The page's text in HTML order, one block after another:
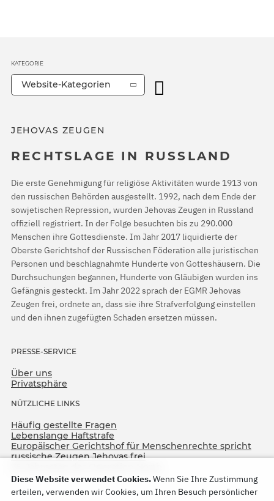
JEHOVAS ZEUGEN
RECHTSLAGE IN RUSSLAND
Die erste Genehmigung für religiöse Aktivitäten wurde 1913 von
den russischen Behörden ausgestellt. 1992, nach dem Ende der
sowjetischen Repression, wurden Jehovas Zeugen in Russland
offiziell registriert. In der Folge besuchten bis zu 290.000
Menschen ihre Gottesdienste. Im Jahr 2017 liquidierte der
Oberste Gerichtshof der Russischen Föderation alle juristischen
Personen und beschlagnahmte Hunderte von Gotteshäusern. Die
Durchsuchungen begannen, Hunderte von Gläubigen wurden ins
Gefängnis gesteckt. Im Jahr 2022 sprach der EGMR Jehovas
Zeugen frei, ordnete an, dass sie ihre Strafverfolgung einstellen
und den ihnen zugefügten Schaden ersetzen müssen.
PRESSE-SERVICE
Über uns
Privatsphäre
NÜTZLICHE LINKS
Häufig gestellte Fragen
Lebenslange Haftstrafe
Europäischer Gerichtshof für Menschenrechte spricht
russische Zeugen Jehovas frei
KATEGORIE
Website-Kategorien
Diese Website verwendet Cookies.Wenn Sie Ihre Zustimmung
erteilen, verwenden wir Cookies, um Ihren Besuch persönlicher